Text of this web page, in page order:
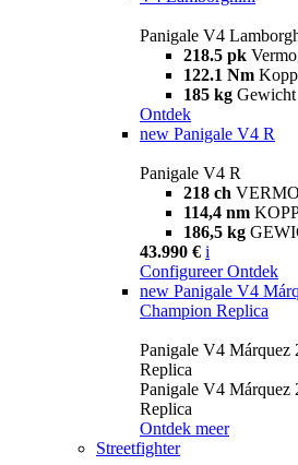
Panigale V4
218.5 pk
122.1 Nm
185 kg Gewicht
Ontdek
new Panigale V4 R
Panigale V4 R
218 ch
114,4 nm
186,5 kg
43.990 € i
Configureer Ontdek
new Panigale V4
Champion Replica
Panigale V4 Márquez
Replica
Panigale V4 Márquez
Replica
Ontdek meer
Streetfighter